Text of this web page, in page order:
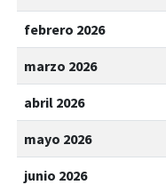
febrero 2026
marzo 2026
abril 2026
mayo 2026
junio 2026